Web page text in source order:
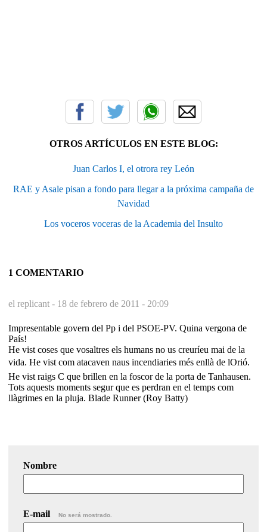
OTROS ARTÍCULOS EN ESTE BLOG:
Juan Carlos I, el otrora rey León
RAE y Asale pisan a fondo para llegar a la próxima campaña de
Navidad
Los voceros voceras de la Academia del Insulto
1 COMENTARIO
el replicant - 18 de febrero de 2011 - 20:09
Impresentable govern del Pp i del PSOE-PV. Quina vergona de
País!
He vist coses que vosaltres els humans no us creuríeu mai de la
vida. He vist com atacaven naus incendiaries més enllà de lOrió.
He vist raigs C que brillen en la foscor de la porta de Tanhausen.
Tots aquests moments segur que es perdran en el temps com
llàgrimes en la pluja. Blade Runner (Roy Batty)
Nombre
E-mail No será mostrado.